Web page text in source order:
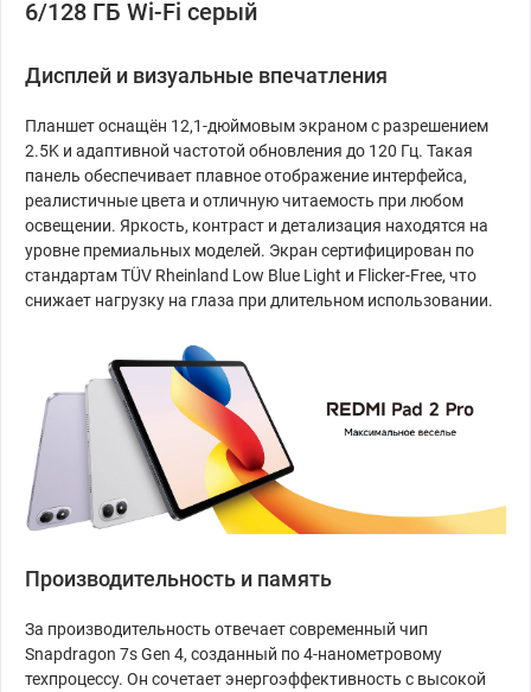
6/128 ГБ Wi-Fi серый
Дисплей и визуальные впечатления
Планшет оснащён 12,1-дюймовым экраном с разрешением
2.5K и адаптивной частотой обновления до 120 Гц. Такая
панель обеспечивает плавное отображение интерфейса,
реалистичные цвета и отличную читаемость при любом
освещении. Яркость, контраст и детализация находятся на
уровне премиальных моделей. Экран сертифицирован по
стандартам TÜV Rheinland Low Blue Light и Flicker-Free, что
снижает нагрузку на глаза при длительном использовании.
Производительность и память
За производительность отвечает современный чип
Snapdragon 7s Gen 4, созданный по 4-нанометровому
техпроцессу. Он сочетает энергоэффективность с высокой